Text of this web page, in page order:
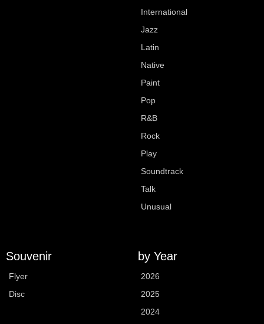
International
Jazz
Latin
Native
Paint
Pop
R&B
Rock
Play
Soundtrack
Talk
Unusual
Souvenir
Flyer
Disc
by Year
2026
2025
2024